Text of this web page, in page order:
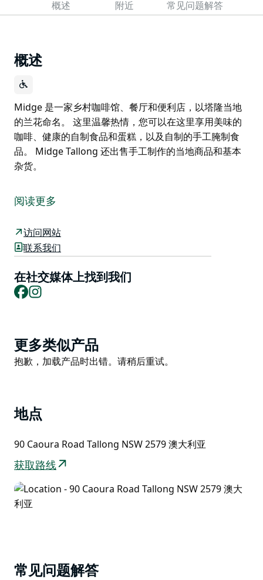
概述 附近 常见问题解答
概述
Midge 是一家乡村咖啡馆、餐厅和便利店，以塔隆当地
的兰花命名。 这里温馨热情，您可以在这里享用美味的
咖啡、健康的自制食品和蛋糕，以及自制的手工腌制食
品。 Midge Tallong 还出售手工制作的当地商品和基本
杂货。
的兰花命名。
制食品和蛋糕，以及自制的手工腌制食品。
Midge Tallong 还出售手工制作的当地商品和基本杂货。
阅读更多
访问网站
联系我们
在社交媒体上找到我们
Facebook
Product
List
更多类似产品
Product
抱歉，加载产品时出错。请稍后重试。
地点
90 Caoura Road Tallong NSW 2579 澳大利亚
获取路线
常见问题解答